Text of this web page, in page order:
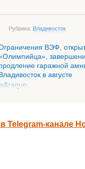
Рубрика: Владивосток
ВЭФ,
гаражной
в августе
Telegram-канале